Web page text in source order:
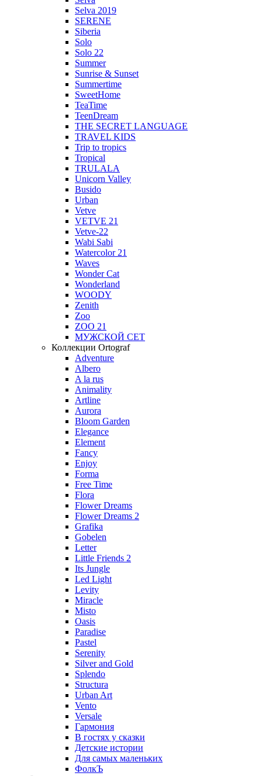
Selva 2019
SERENE
Siberia
Solo
Solo 22
Summer
Sunrise & Sunset
Summertime
SweetHome
TeaTime
TeenDream
THE SECRET LANGUAGE
TRAVEL KIDS
Trip to tropics
Tropical
TRULALA
Unicorn Valley
Busido
Urban
Vetve
VETVE 21
Vetve-22
Wabi Sabi
Watercolor 21
Waves
Wonder Cat
Wonderland
WOODY
Zenith
Zoo
ZOO 21
МУЖСКОЙ СЕТ
Коллекции Ortograf
Adventure
Albero
A la rus
Animality
Artline
Aurora
Bloom Garden
Elegance
Element
Fancy
Enjoy
Forma
Free Time
Flora
Flower Dreams
Flower Dreams 2
Grafika
Gobelen
Letter
Little Friends 2
Its Jungle
Led Light
Levity
Miracle
Misto
Oasis
Paradise
Pastel
Serenity
Silver and Gold
Splendo
Structura
Urban Art
Vento
Versale
Гармония
В гостях у сказки
Детские истории
Для самых маленьких
ФолкЪ